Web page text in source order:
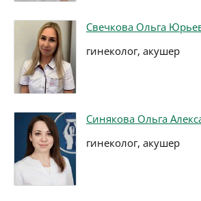
Свечкова Ольга
гинеколог, акушер
Синякова Ольга
гинеколог, акушер